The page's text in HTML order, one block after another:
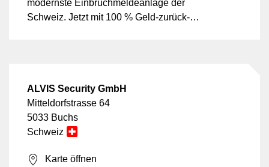
modernste Einbruchmeldeanlage der
Schweiz. Jetzt mit 100 % Geld-zurück-
ALVIS Security GmbH
Mitteldorfstrasse 64
5033 Buchs
Schweiz
Karte öffnen